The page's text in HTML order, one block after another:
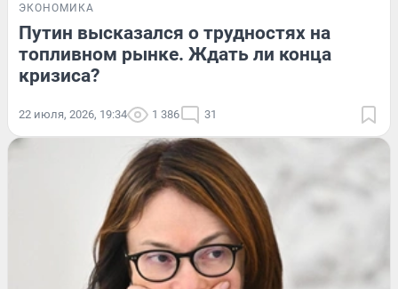
ЭКОНОМИКА
Путин высказался о трудностях на
топливном рынке. Ждать ли конца
кризиса?
22 июля, 2026, 19:34 1 386 31